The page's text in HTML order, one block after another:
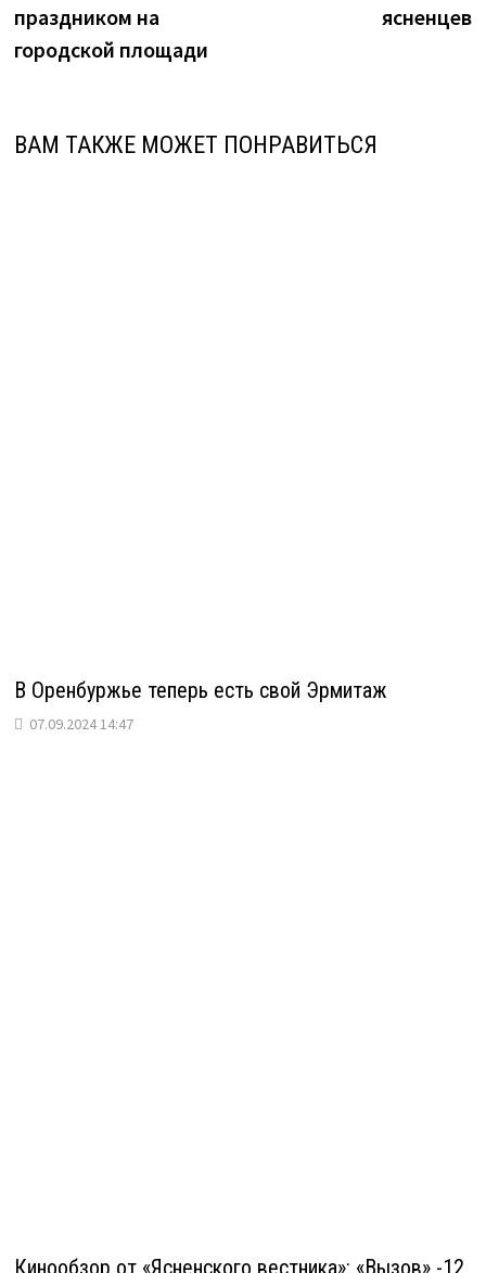
праздником на
городской площади
ясненцев
ВАМ ТАКЖЕ МОЖЕТ ПОНРАВИТЬСЯ
В Оренбуржье теперь есть свой Эрмитаж
07.09.2024 14:47
Кинообзор от «Ясненского вестника»: «Вызов» -12